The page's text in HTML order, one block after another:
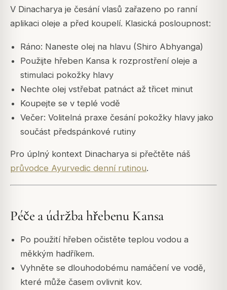
V Dinacharya je česání vlasů zařazeno po ranní
aplikaci oleje a před koupelí. Klasická posloupnost:
Ráno: Naneste olej na hlavu (Shiro Abhyanga)
Použijte hřeben Kansa k rozprostření oleje a
stimulaci pokožky hlavy
Nechte olej vstřebat patnáct až třicet minut
Koupejte se v teplé vodě
Večer: Volitelná praxe česání pokožky hlavy jako
součást předspánkové rutiny
Pro úplný kontext Dinacharya si přečtěte náš
průvodce Ayurvedic denní rutinou.
Péče a údržba hřebenu Kansa
Po použití hřeben očistěte teplou vodou a
měkkým hadříkem.
Vyhněte se dlouhodobému namáčení ve vodě,
které může časem ovlivnit kov.